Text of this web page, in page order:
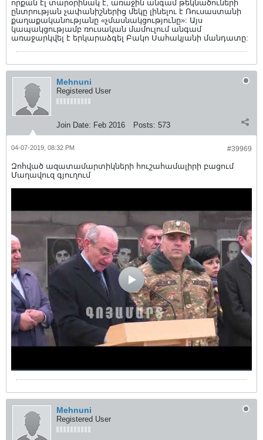
որքան էլ տարօրինակ է, առաջին անգամ թեկնածուների
ընտրության չափանիշներից մեկը լինելու է Ռուսաստանի
քաղաքականությանը «չմասնակցությունը»: Այս
կապակցությամբ ռուսական մամուլում անգամ
առաջարկվել է երկարաձգել Բակո Սահակյանի մանդատը:
Mehnuni
Registered User
Join Date: Feb 2016 Posts: 573
#39969
04-07-2019, 08:32 PM
Զոհված ազատամարտիկների հուշահամալիրի բացում
Մաղավուզ գյուղում
Mehnuni
Registered User